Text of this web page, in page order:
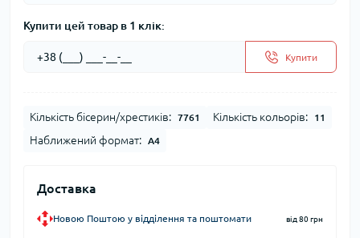
Купити цей товар в 1 клік:
Купити
Кількість бісерин/хрестиків: 7761 Кількість кольорів: 11
Наближений формат: А4
Доставка
Новою Поштою у відділення та поштомати від 80 грн